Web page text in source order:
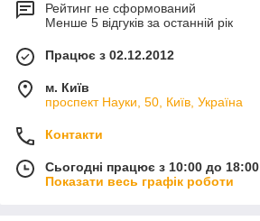
Рейтинг не сформований
Менше 5 відгуків за останній рік
Працює з 02.12.2012
м. Київ
проспект Науки, 50, Київ, Україна
Контакти
Сьогодні працює з 10:00 до 18:00
Показати весь графік роботи